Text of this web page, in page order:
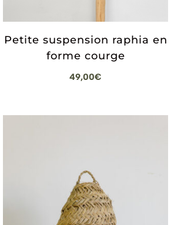
Petite suspension raphia en
forme courge
49,00€